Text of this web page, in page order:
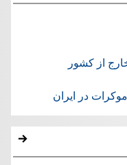
از کشور
در ایران